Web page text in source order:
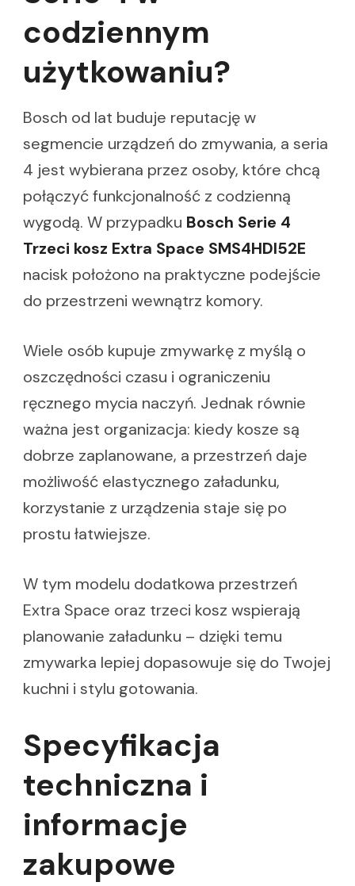
codziennym
użytkowaniu?
Bosch od lat buduje reputację w
segmencie urządzeń do zmywania, a seria
4 jest wybierana przez osoby, które chcą
połączyć funkcjonalność z codzienną
wygodą. W przypadku Bosch Serie 4
Trzeci kosz Extra Space SMS4HDI52E
nacisk położono na praktyczne podejście
do przestrzeni wewnątrz komory.
Wiele osób kupuje zmywarkę z myślą o
oszczędności czasu i ograniczeniu
ręcznego mycia naczyń. Jednak równie
ważna jest organizacja: kiedy kosze są
dobrze zaplanowane, a przestrzeń daje
możliwość elastycznego załadunku,
korzystanie z urządzenia staje się po
prostu łatwiejsze.
W tym modelu dodatkowa przestrzeń
Extra Space oraz trzeci kosz wspierają
planowanie załadunku – dzięki temu
zmywarka lepiej dopasowuje się do Twojej
kuchni i stylu gotowania.
Specyfikacja
techniczna i
informacje
zakupowe